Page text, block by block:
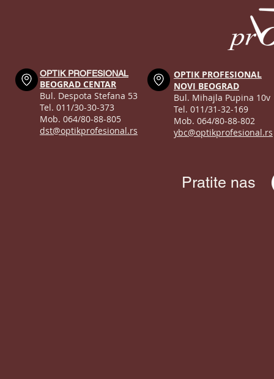
OPTIK PROFESIONAL
BEOGRAD CENTAR
Bul. Despota Stefana 53
Tel. 011/30-30-373
Mob. 064/80-88-805
dst@optikprofesional.rs
OPTIK PROFESIONAL
NOVI BEOGRAD
Bul. Mihajla Pupina 10v
Tel. 011/31-32-169
Mob. 064/80-88-802
ybc@optikprofesional.rs
Pratite nas